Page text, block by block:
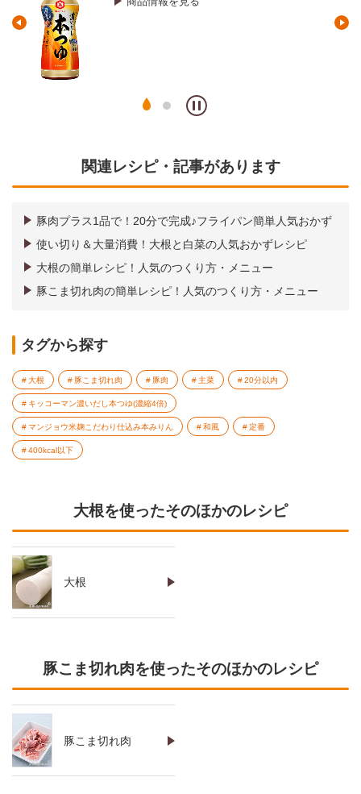
関連レシピ・記事があります
豚肉プラス1品で！20分で完成♪フライパン簡単人気おかず
使い切り＆大量消費！大根と白菜の人気おかずレシピ
大根の簡単レシピ！人気のつくり方・メニュー
豚こま切れ肉の簡単レシピ！人気のつくり方・メニュー
タグから探す
大根 豚こま切れ肉 豚肉 主菜 20分以内
キッコーマン濃いだし本つゆ(濃縮4倍)
マンジョウ米麹こだわり仕込み本みりん 和風 定番
400kcal以下
大根を使ったそのほかのレシピ
大根
豚こま切れ肉を使ったそのほかのレシピ
豚こま切れ肉